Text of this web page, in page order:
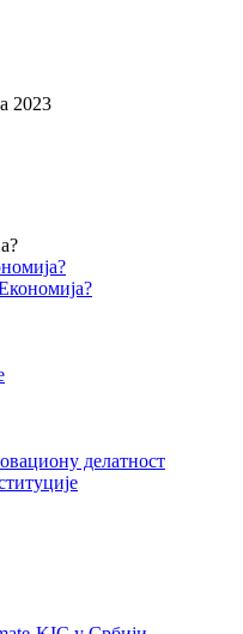
2023
делатност